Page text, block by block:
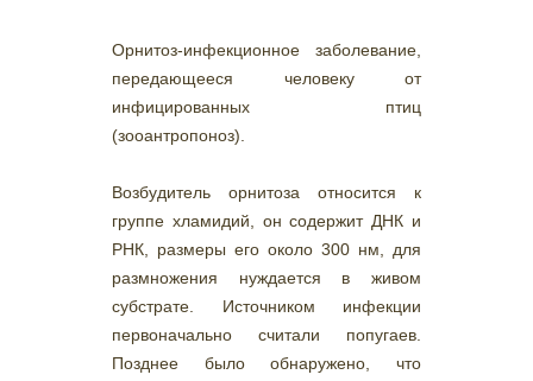
Орнитоз-инфекционное заболевание,
передающееся человеку от
инфицированных птиц
(зооантропоноз).
Возбудитель орнитоза относится к
группе хламидий, он содержит ДНК и
РНК, размеры его около 300 нм, для
размножения нуждается в живом
субстрате. Источником инфекции
первоначально считали попугаев.
Позднее было обнаружено, что